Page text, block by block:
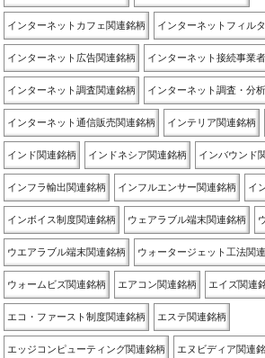
インターネットカフェ関連銘柄 インターネットフィル
インターネット広告関連銘柄 インターネット接続事業
インターネット調査関連銘柄 インターネット調査・分
インターネット通信販売関連銘柄 インテリア関連銘柄
インド関連銘柄 インドネシア関連銘柄 インバウンド
インフラ輸出関連銘柄 インフルエンサー関連銘柄 イ
インボイス制度関連銘柄 ウェアラブル端末関連銘柄
ウエアラブル端末関連銘柄 ウォータージェット工法関
ウォームビズ関連銘柄 エアコン関連銘柄 エイズ関連
エコ・ファースト制度関連銘柄 エステ関連銘柄
エッジコンピューティング関連銘柄 エヌビディア関連